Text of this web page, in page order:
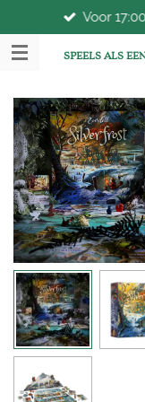
direct
naar
hoofdinhoud
SPEELS ALS
Voor